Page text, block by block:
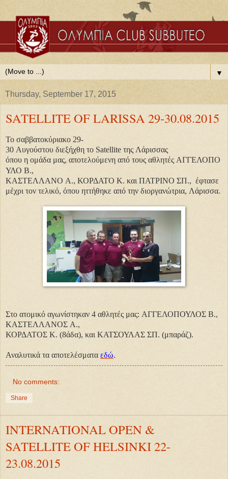
▼
Thursday, September 17, 2015
SATELLITE OF LARISSA 29-30.08.2015
Το σαββατοκύριακο 29-
30 Αυγούστου διεξήχθη το Satellite της Λάρισσας
όπου η ομάδα μας, αποτελούμενη από τους αθλητές ΑΓΓΕΛΟΠΟ
ΥΛΟ Β.,
ΚΑΣΤΕΛΛΑΝΟ Α., ΚΟΡΔΑΤΟ Κ. και ΠΑΤΡΙΝΟ ΣΠ., έφτασε
μέχρι τον τελικό, όπου ηττήθηκε από την διοργανώτρια, Λάρισσα.
Στο ατομικό αγωνίστηκαν 4 αθλητές μας: ΑΓΓΕΛΟΠΟΥΛΟΣ Β.,
ΚΑΣΤΕΛΛΑΝΟΣ Α.,
ΚΟΡΔΑΤΟΣ Κ. (8άδα), και ΚΑΤΣΟΥΛΑΣ ΣΠ. (μπαράζ).
Αναλυτικά τα αποτελέσματα εδώ.
No comments:
Share
INTERNATIONAL OPEN &
SATELLITE OF HELSINKI 22-
23.08.2015